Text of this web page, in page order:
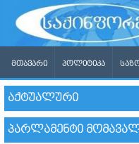
ᲛᲗᲐᲕᲐᲠᲘ ᲞᲝᲚᲘᲢᲘᲙᲐ
ᲐᲥᲢᲣᲐᲚᲣᲠᲘ
ᲞᲐᲠᲚᲐᲛᲔᲜᲢᲘ